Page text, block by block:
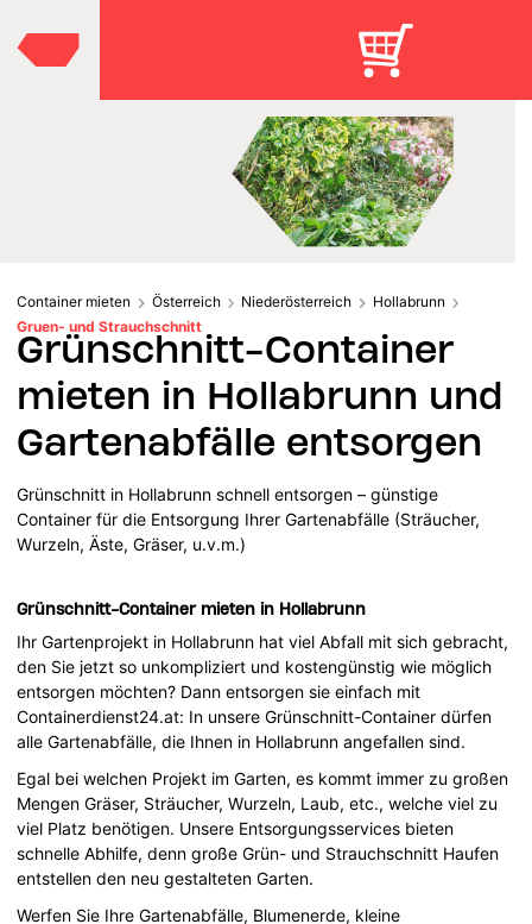
Container mieten Österreich Niederösterreich
Hollabrunn
Gruen- und Strauchschnitt
Grünschnitt-Container
mieten in Hollabrunn und
Gartenabfälle entsorgen
Grünschnitt in Hollabrunn schnell entsorgen – günstige
Container für die Entsorgung Ihrer Gartenabfälle (Sträucher,
Wurzeln, Äste, Gräser, u.v.m.)
Grünschnitt-Container mieten in Hollabrunn
Ihr Gartenprojekt in Hollabrunn hat viel Abfall mit sich gebracht,
den Sie jetzt so unkompliziert und kostengünstig wie möglich
entsorgen möchten? Dann entsorgen sie einfach mit
Containerdienst24.at: In unsere Grünschnitt-Container dürfen
alle Gartenabfälle, die Ihnen in Hollabrunn angefallen sind.
Egal bei welchen Projekt im Garten, es kommt immer zu großen
Mengen Gräser, Sträucher, Wurzeln, Laub, etc., welche viel zu
viel Platz benötigen. Unsere Entsorgungsservices bieten
schnelle Abhilfe, denn große Grün- und Strauchschnitt Haufen
entstellen den neu gestalteten Garten.
Werfen Sie Ihre Gartenabfälle, Blumenerde, kleine